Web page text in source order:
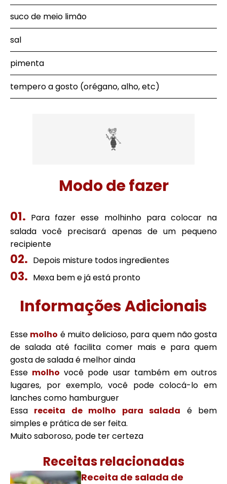
suco de meio limão
sal
pimenta
tempero a gosto (orégano, alho, etc)
Modo de fazer
Para fazer esse molhinho para colocar na
salada você precisará apenas de um pequeno
recipiente
Depois misture todos ingredientes
Mexa bem e já está pronto
Informações Adicionais
Esse molho é muito delicioso, para quem não gosta
de salada até facilita comer mais e para quem
gosta de salada é melhor ainda
Esse molho você pode usar também em outros
lugares, por exemplo, você pode colocá-lo em
lanches como hamburguer
Essa receita de molho para salada é bem
simples e prática de ser feita.
Muito saboroso, pode ter certeza
Receitas relacionadas
Receita de salada de